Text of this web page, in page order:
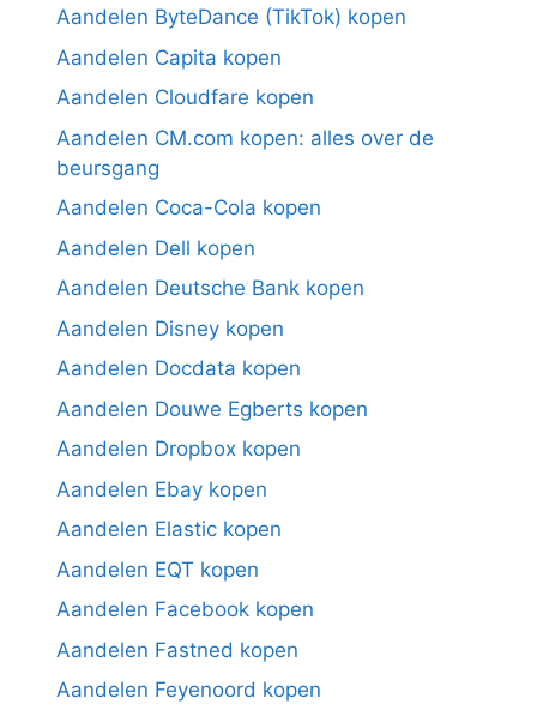
Aandelen ByteDance (TikTok) kopen
Aandelen Capita kopen
Aandelen Cloudfare kopen
Aandelen CM.com kopen: alles over de
beursgang
Aandelen Coca-Cola kopen
Aandelen Dell kopen
Aandelen Deutsche Bank kopen
Aandelen Disney kopen
Aandelen Docdata kopen
Aandelen Douwe Egberts kopen
Aandelen Dropbox kopen
Aandelen Ebay kopen
Aandelen Elastic kopen
Aandelen EQT kopen
Aandelen Facebook kopen
Aandelen Fastned kopen
Aandelen Feyenoord kopen